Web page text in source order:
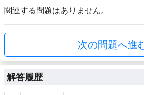
関連する問題はありません。
次の問題へ進
解答履歴